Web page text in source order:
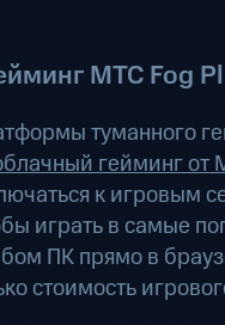
МТС Fog
туманного
гейминг от
к игровым
играть в самые
ПК прямо в
стоимость